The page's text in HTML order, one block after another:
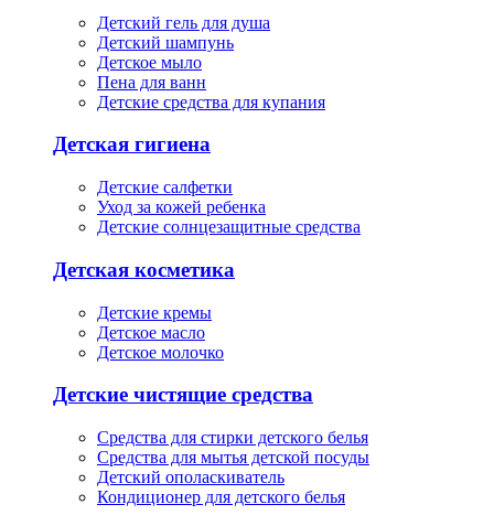
Детский гель для душа
Детский шампунь
Детское мыло
Пена для ванн
Детские средства для купания
Детская гигиена
Детские салфетки
Уход за кожей ребенка
Детские солнцезащитные средства
Детская косметика
Детские кремы
Детское масло
Детское молочко
Детские чистящие средства
Средства для стирки детского белья
Средства для мытья детской посуды
Детский ополаскиватель
Кондиционер для детского белья